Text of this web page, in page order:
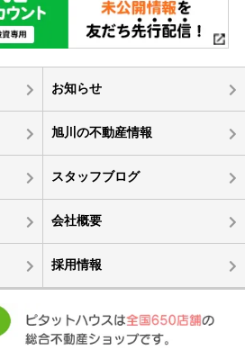
お知らせ
旭川の不動産情報
スタッフブログ
会社概要
採用情報